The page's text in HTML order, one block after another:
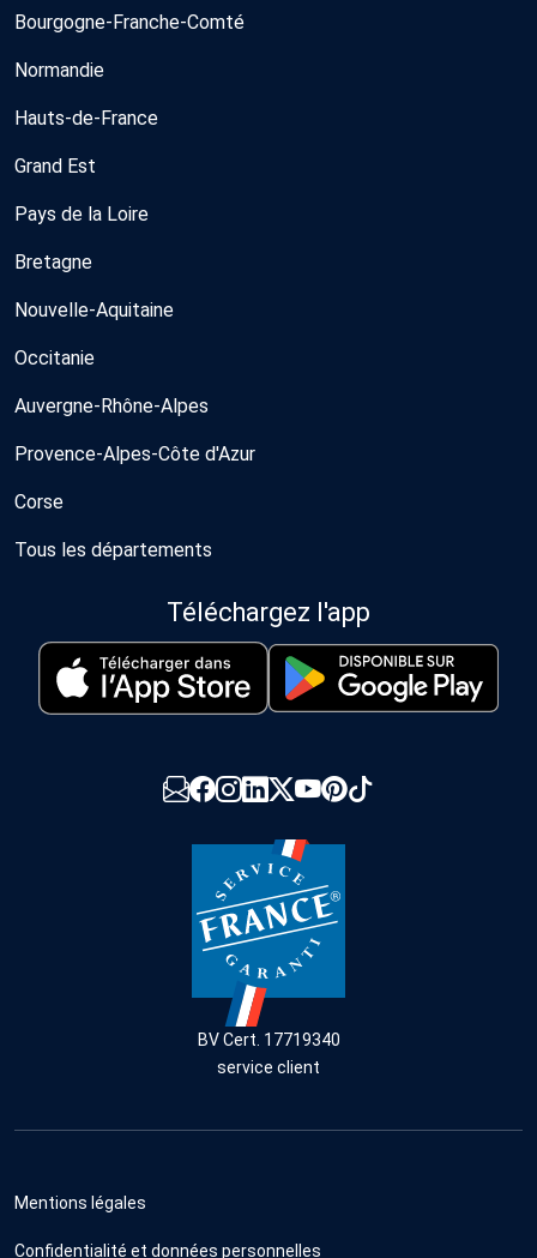
Bourgogne-Franche-Comté
Normandie
Hauts-de-France
Grand Est
Pays de la Loire
Bretagne
Nouvelle-Aquitaine
Occitanie
Auvergne-Rhône-Alpes
Provence-Alpes-Côte d'Azur
Corse
Tous les départements
Téléchargez l'app
BV Cert. 17719340
service client
Mentions légales
Confidentialité et données personnelles